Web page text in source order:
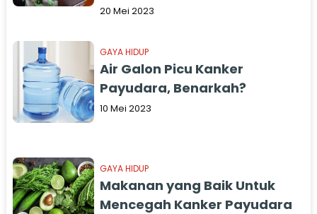
20 Mei 2023
GAYA HIDUP
Air Galon Picu Kanker
Payudara, Benarkah?
10 Mei 2023
GAYA HIDUP
Makanan yang Baik Untuk
Mencegah Kanker Payudara